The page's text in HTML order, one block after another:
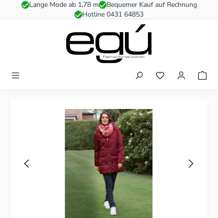
Zum Hauptinhalt springen
Lange Mode ab 1,78 m
Bequemer Kauf auf Rechnung
Hotline 0431 64853
Du hast 0
Bildergalerie überspringen